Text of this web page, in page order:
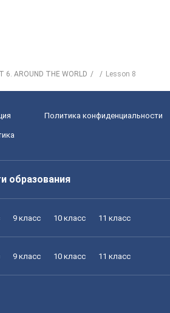
6. AROUND THE WORLD Lesson 8
Политика конфиденциальности
образования
9 класс 10 класс 11 класс
9 класс 10 класс 11 класс